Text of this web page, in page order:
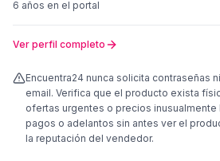
6 años en el portal
Ver perfil completo
Encuentra24 nunca solicita contraseñas
email. Verifica que el producto exista
ofertas urgentes o precios inusualmente
pagos o adelantos sin antes ver el
la reputación del vendedor.